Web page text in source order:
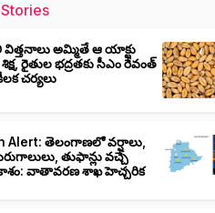
విత్తనాలు అమ్మితే ఆ యాక్టు
రైతుల భద్రతకు సీఎం రేవంత్
చర్యలు
Alert: తెలంగాణలో వర్షాలు,
తుఫాన్లు వచ్చే
వాతావరణ శాఖ హెచ్చరిక